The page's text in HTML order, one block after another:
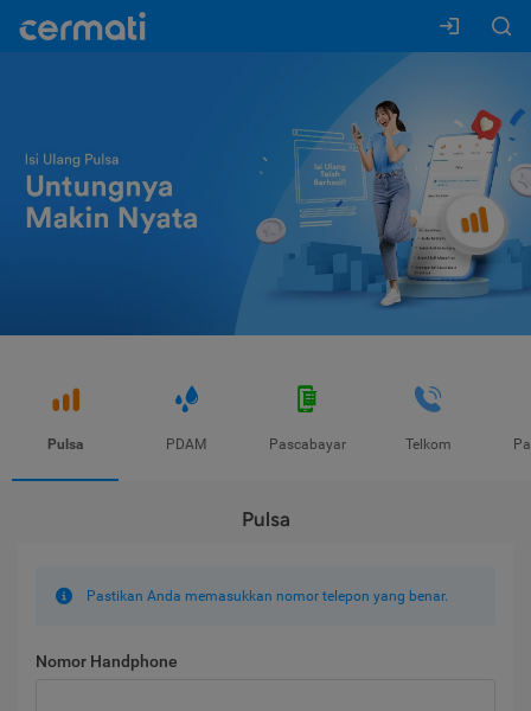
Pulsa PDAM Pascabayar Telkom
Pulsa
Pastikan Anda memasukkan nomor telepon yang benar.
Nomor Handphone